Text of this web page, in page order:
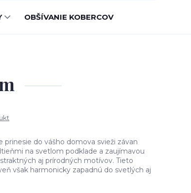
OBŠÍVANIE KOBERCOV
prinesie do vášho domova svieži závan
na svetlom podklade a zaujímavou
aj prírodných motívov. Tieto
však harmonicky zapadnú do svetlých aj